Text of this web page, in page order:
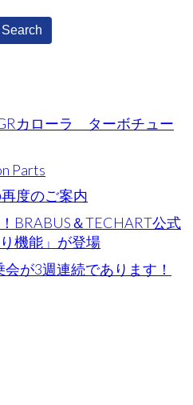
カローラ ターボチュー
Parts
度のご案内
BRABUS＆TECHART公式
機能」が登場
が3週連続であります！